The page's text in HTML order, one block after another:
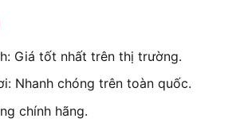
Giá tốt nhất trên thị trường.
Nhanh chóng trên toàn quốc.
chính hãng.